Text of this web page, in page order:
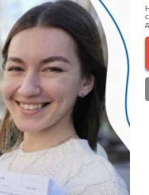
— тысячи людей,
в правилах и
Это
ритме.
в районах